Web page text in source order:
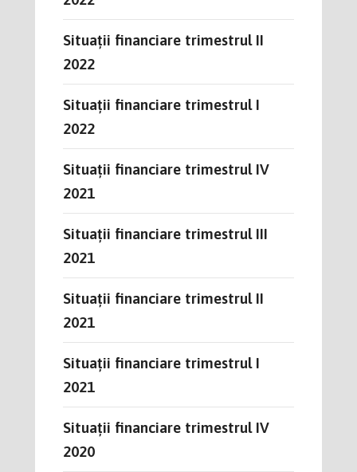
Situații financiare trimestrul II
2022
Situații financiare trimestrul I
2022
Situații financiare trimestrul IV
2021
Situații financiare trimestrul III
2021
Situații financiare trimestrul II
2021
Situații financiare trimestrul I
2021
Situații financiare trimestrul IV
2020